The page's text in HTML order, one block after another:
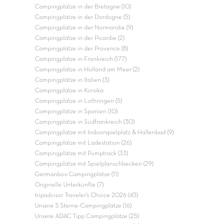
Campingplätze in der Bretagne (10)
Campingplätze in der Dordogne (5)
Campingplätze in der Normandie (9)
Campingplätze in der Picardie (2)
Campingplätze in der Provence (8)
Campingplätze in Frankreich (177)
Campingplätze in Holland am Meer (2)
Campingplätze in Italien (3)
Campingplätze in Korsika
Campingplätze in Lothringen (5)
Campingplätze in Spanien (10)
Campingplätze in Südfrankreich (30)
Campingplätze mit Indoorspielplatz & Hallenbad (9)
Campingplätze mit Ladestation (26)
Campingplätze mit Pumptrack (33)
Campingplätze mit Spielplanschbecken (29)
Germanbox-Campingplätze (11)
Originelle Unterkünfte (7)
tripadvisor Traveler’s Choice 2026 (43)
Unsere 5 Sterne-Campingplätze (16)
Unsere ADAC Tipp Campingplätze (25)